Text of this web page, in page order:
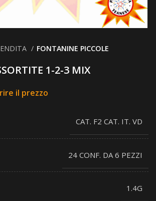
ingrandire
FONTANINE PICCOLE
1-2-3 MIX
il prezzo
CAT. F2 CAT. IT. VD
24 CONF. DA 6 PEZZI
1.4G